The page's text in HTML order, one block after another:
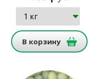
В корзину